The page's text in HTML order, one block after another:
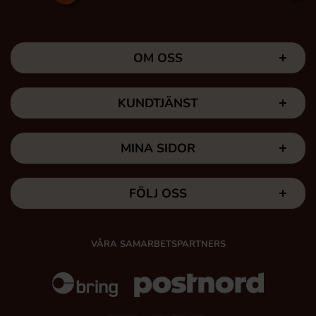
OM OSS
KUNDTJÄNST
MINA SIDOR
FÖLJ OSS
VÅRA SAMARBETSPARTNERS